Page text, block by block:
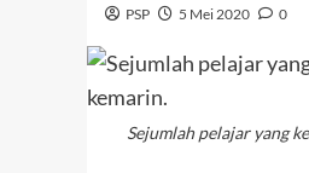
PSP 5 Mei 2020 0
Sejumlah pelajar yang